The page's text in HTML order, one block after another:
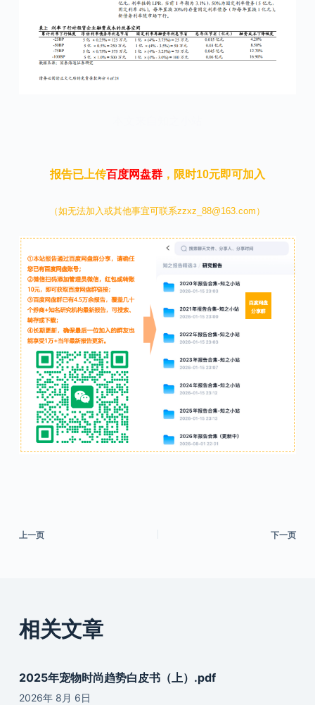
报告已上传百度网盘群，限时10元即可加入
（如无法加入或其他事宜可联系zzxz_88@163.com）
上一页 下一页
相关文章
2025年宠物时尚趋势白皮书（上）.pdf
2026年 8月 6日